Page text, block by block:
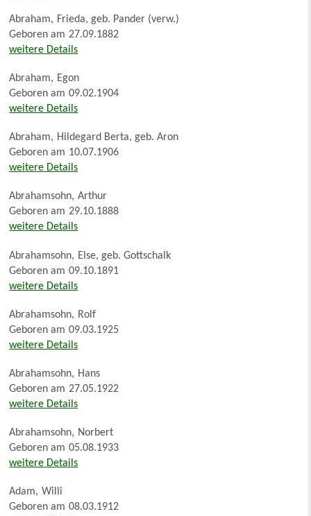
Abraham, Frieda, geb. Pander (verw.)
Geboren am 27.09.1882
weitere Details
Abraham, Egon
Geboren am 09.02.1904
weitere Details
Abraham, Hildegard Berta, geb. Aron
Geboren am 10.07.1906
weitere Details
Abrahamsohn, Arthur
Geboren am 29.10.1888
weitere Details
Abrahamsohn, Else, geb. Gottschalk
Geboren am 09.10.1891
weitere Details
Abrahamsohn, Rolf
Geboren am 09.03.1925
weitere Details
Abrahamsohn, Hans
Geboren am 27.05.1922
weitere Details
Abrahamsohn, Norbert
Geboren am 05.08.1933
weitere Details
Adam, Willi
Geboren am 08.03.1912